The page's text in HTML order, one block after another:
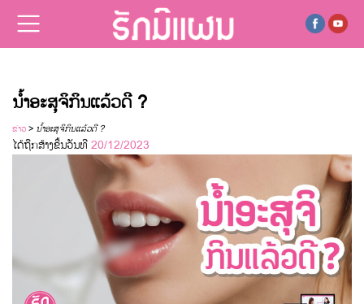
ນ້ຳອະສຸຈິກິນແລ້ວດີ ?
ຂ່າວ> ນ້ຳອະສຸຈິກິນແລ້ວດີ ?
ໄດ້ຖືກສ້າງຂື້ນວັນທີ 20/12/2023